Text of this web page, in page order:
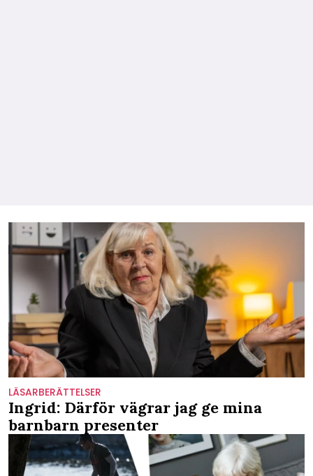
LÄSARBERÄTTELSER
Ingrid: Därför vägrar jag ge mina
barnbarn presenter